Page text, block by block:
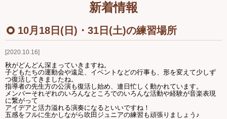
Ｑ＆Ａ
お問い合わせ
ジュニアオケブログ
新着情報
2020.10.16
10月18日(日)・31日(土)の練習場所
秋がどんどん深まっていきますね。
子どもたちの運動会や遠足、イベントなどの行事も、形を変えて少しず
つ復活してきましたね。
指導者の先生方の公演も復活し始め、連日忙しく動かれています。
メンバーそれぞれのいろんなところでのいろんな活動や経験が音楽表現
に繋がって
アイデアと活力溢れる演奏になるといいですね！
五感をフルに生かしながら吹田ジュニアの練習も頑張りましょう♪